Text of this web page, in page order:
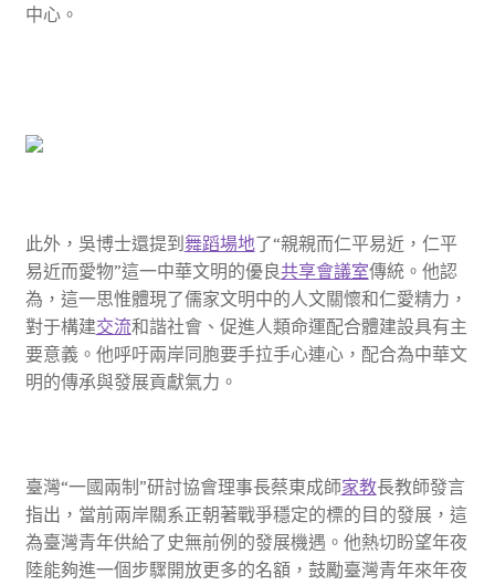
中心。
此外，吳博士還提到舞蹈場地了“親親而仁平易近，仁平
易近而愛物”這一中華文明的優良共享會議室傳統。他認
為，這一思惟體現了儒家文明中的人文關懷和仁愛精力，
對于構建交流和諧社會、促進人類命運配合體建設具有主
要意義。他呼吁兩岸同胞要手拉手心連心，配合為中華文
明的傳承與發展貢獻氣力。
臺灣“一國兩制”研討協會理事長蔡東成師家教長教師發言
指出，當前兩岸關系正朝著戰爭穩定的標的目的發展，這
為臺灣青年供給了史無前例的發展機遇。他熱切盼望年夜
陸能夠進一個步驟開放更多的名額，鼓勵臺灣青年來年夜